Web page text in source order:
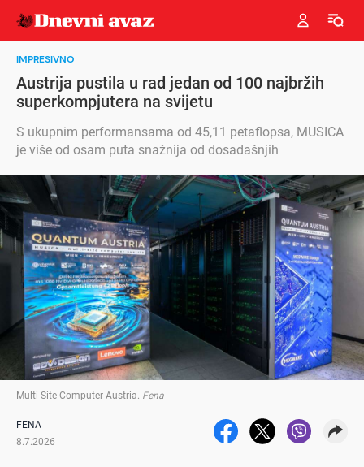
IMPRESIVNO
Austrija pustila u rad jedan od 100 najbržih
superkompjutera na svijetu
S ukupnim performansama od 45,11 petaflopsa, MUSICA
je više od osam puta snažnija od dosadašnjih
Multi-Site Computer Austria Fena
FENA
8.7.2026